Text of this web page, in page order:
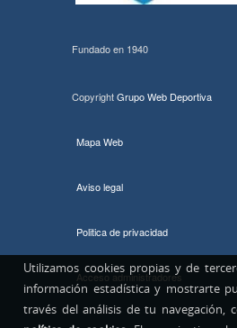
Fundado en 1940
CopyrightGrupo Web Deportiva
Mapa Web
Aviso legal
Politica de privacidad
Acceso administradores
Utilizamos cookies propias y de
información estadística y mostrarte
través del análisis de tu navegación,